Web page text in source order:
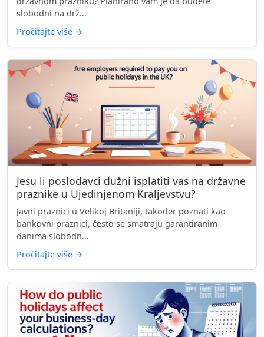
slobodni na drž...
Pročitajte više →
Jesu li poslodavci dužni isplatiti vas na državne
praznike u Ujedinjenom Kraljevstvu?
Javni praznici u Velikoj Britaniji, također poznati kao
bankovni praznici, često se smatraju garantiranim
danima slobodn...
Pročitajte više →